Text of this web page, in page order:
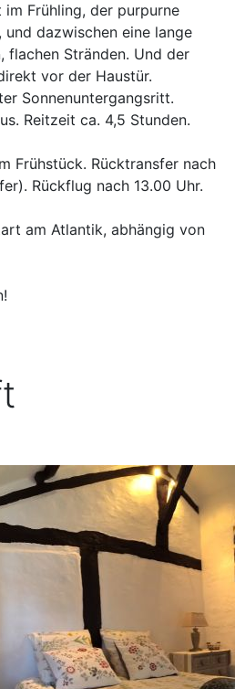
Frühling, der purpurne
dazwischen eine lange
flachen Stränden. Und der
vor der Haustür.
Sonnenuntergangsritt.
Reitzeit ca. 4,5 Stunden.
Frühstück. Rücktransfer nach
Rückflug nach 13.00 Uhr.
am Atlantik, abhängig von